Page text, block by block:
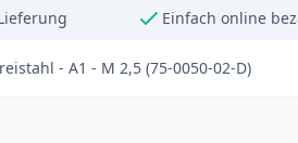
Einfach online
- A1 - M 2,5 (75-0050-02-D)